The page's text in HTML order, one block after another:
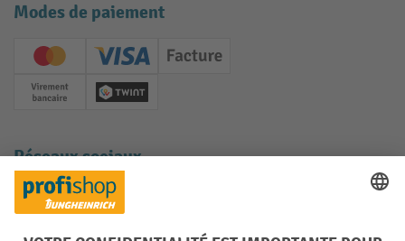
Modes de paiement
Creditcard (Master)Creditcard (Visa)
Facture
Paiement anticipé
Twint
Réseaux sociaux
Facebook
YouTube
LinkedInInstagram